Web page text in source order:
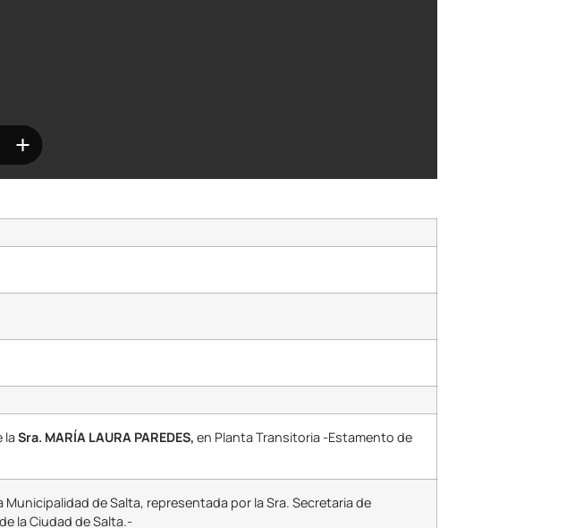
laSra. MARÍA LAURA PAREDES, en Planta Transitoria -Estamento de
de Salta, representada por la Sra. Secretaria de
la Ciudad de Salta.-